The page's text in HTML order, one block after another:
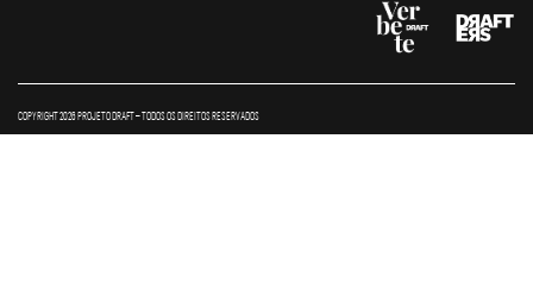
COPYRIGHT 2026 PROJETO DRAFT – TODOS OS DIREITOS RESERVADOS